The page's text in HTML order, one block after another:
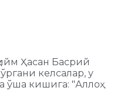
Ҳасан Басрий
келсалар, у
ўша кишига: "Аллоҳ